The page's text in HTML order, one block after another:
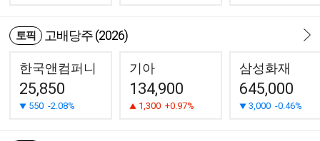
토픽 고배당주 (2026)
한국앤컴퍼니
25,850
550 -2.08%
기아
134,900
1,300 +0.97%
삼성화재
645,000
3,000 -0.46%